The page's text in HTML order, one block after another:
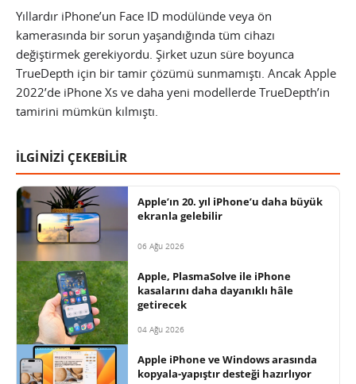
Yıllardır iPhone’un Face ID modülünde veya ön
kamerasında bir sorun yaşandığında tüm cihazı
değiştirmek gerekiyordu. Şirket uzun süre boyunca
TrueDepth için bir tamir çözümü sunmamıştı. Ancak Apple
2022’de iPhone Xs ve daha yeni modellerde TrueDepth’in
tamirini mümkün kılmıştı.
İLGİNİZİ ÇEKEBİLİR
Apple’ın 20. yıl iPhone’u daha büyük
ekranla gelebilir
06 Ağu 2026
Apple, PlasmaSolve ile iPhone
kasalarını daha dayanıklı hâle
getirecek
04 Ağu 2026
Apple iPhone ve Windows arasında
kopyala-yapıştır desteği hazırlıyor